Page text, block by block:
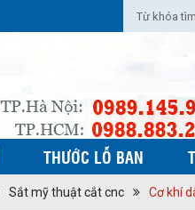
THƯỚC LỖ BAN
Sắt mỹ thuật cắt cnc Cơ khí